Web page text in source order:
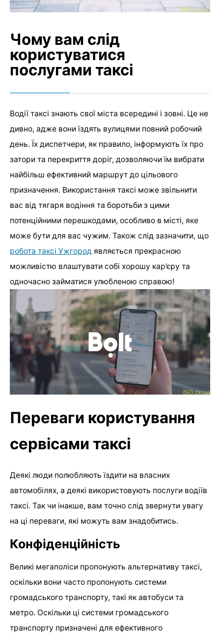
Чому вам слід
користуватися
послугами таксі
Водії таксі знають свої міста всередині і зовні. Це не
дивно, адже вони їздять вулицями повний робочий
день. Їх диспетчери, як правило, інформують їх про
затори та перекриття доріг, дозволяючи їм вибрати
найбільш ефективний маршрут до цільового
призначення. Використання таксі може звільнити
вас від тягаря водіння та боротьби з цими
потенційними перешкодами, особливо в місті, яке
може бути для вас чужим. Також слід зазначити, що
робота таксі Ужгород являється прекрасною
можливістю влаштувати собі хорошу кар’єру та
одночасно займатися улюбленою справою!
Переваги користування
сервісами таксі
Деякі люди полюбляють їздити на власних
автомобілях, а деякі використовують послуги водіїв
таксі. Так чи інакше, вам точно слід звернути увагу
на ці переваги, які можуть вам знадобитись.
Конфіденційність
Великі мегаполіси пропонують альтернативу таксі,
оскільки вони часто пропонують системи
громадського транспорту, такі як автобуси та
метро. Оскільки ці системи громадського
транспорту призначені для ефективного